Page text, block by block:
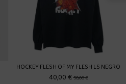
HOCKEY FLESH OF MY FLESH LS NEGRO
40,00 €50,00 €